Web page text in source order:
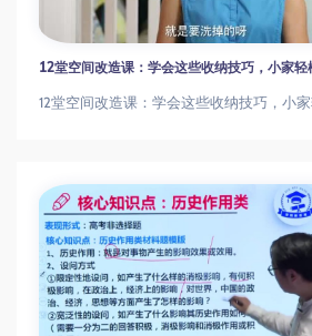
12堂空间改造课：学会这些收纳技巧，小家